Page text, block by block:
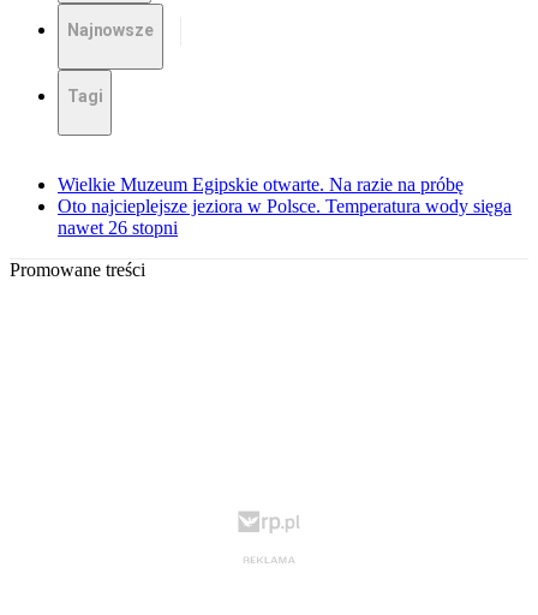
Najnowsze
Tagi
Wielkie Muzeum Egipskie otwarte. Na razie na próbę
Oto najcieplejsze jeziora w Polsce. Temperatura wody sięga
nawet 26 stopni
Promowane treści